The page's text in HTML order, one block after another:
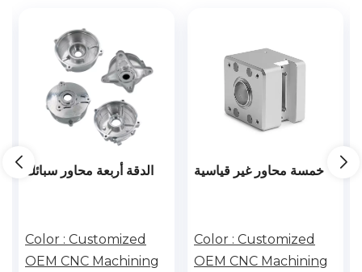
الدقة أربعة محاور سبائك
أجزاء الفضاء
Color : Customized
OEM CNC Machining
خمسة محاور غير قياسية
معالجة سبائك الألومنيوم
Color : Customized
OEM CNC Machining